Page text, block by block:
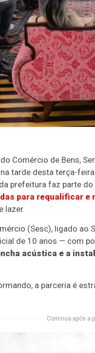
Comércio de Bens,
tarde desta terça-
prefeitura faz parte do
para requalificar e
lazer.
(Sesc), ligado ao
de 10 anos — com
acústica e a
a parceria é
Continua após a